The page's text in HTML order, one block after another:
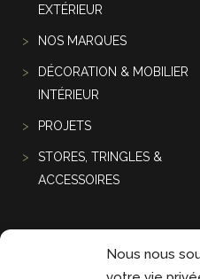
Nous nous
EXTÉRIEUR
NOS MARQUES
DÉCORATION & MOBILIER
INTÉRIEUR
PROJETS
STORES, TRINGLES &
ACCESSOIRES
Projets